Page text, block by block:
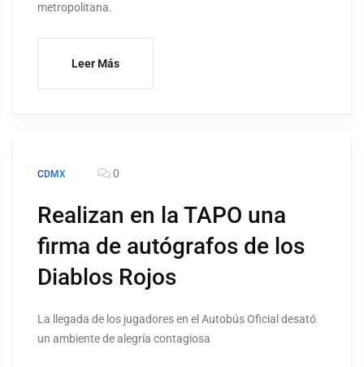
metropolitana.
Leer Más
CDMX 0
Realizan en la TAPO una
firma de autógrafos de los
Diablos Rojos
La llegada de los jugadores en el Autobús Oficial desató
un ambiente de alegría contagiosa